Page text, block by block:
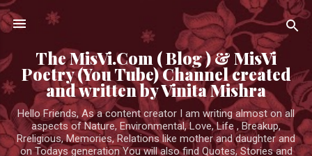
Skip to main content
The MisVi.Com ( Blog ) & MisVi
Poetry (You Tube) Channel created
and written by Vinita Mishra
Hello Friends, As a content creator I am writing almost on all
aspects of Nature, Environmental, Love, Life , Breakup,
Rreligious, Memories, Relations like mother and daughter and
on Todays generation You will also find Quotes, Stories and